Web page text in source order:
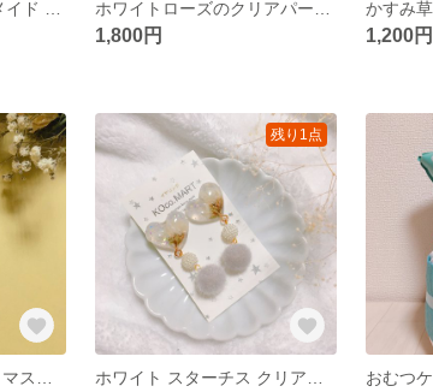
1,800円 1,200円
残り1点